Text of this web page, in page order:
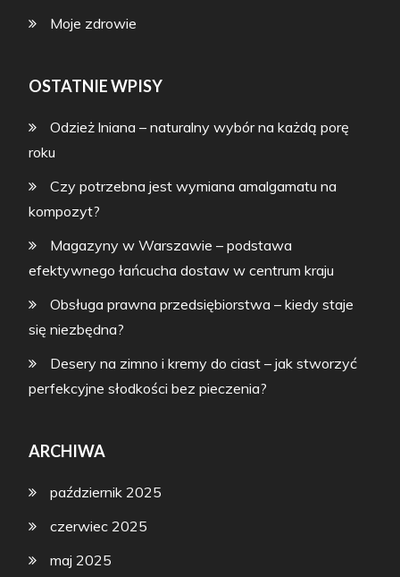
Moje zdrowie
OSTATNIE WPISY
Odzież lniana – naturalny wybór na każdą porę
roku
Czy potrzebna jest wymiana amalgamatu na
kompozyt?
Magazyny w Warszawie – podstawa
efektywnego łańcucha dostaw w centrum kraju
Obsługa prawna przedsiębiorstwa – kiedy staje
się niezbędna?
Desery na zimno i kremy do ciast – jak stworzyć
perfekcyjne słodkości bez pieczenia?
ARCHIWA
październik 2025
czerwiec 2025
maj 2025